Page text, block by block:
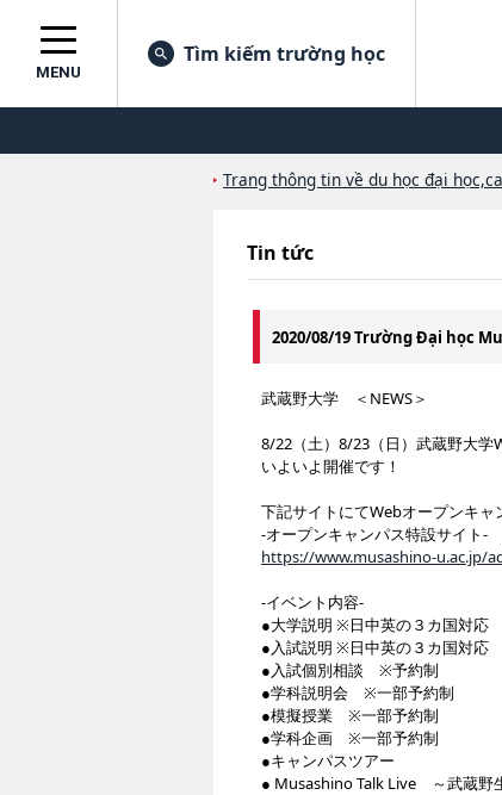
MENU
Tìm kiếm trường học
Trang thông tin về du học đại
Tin tức
2020/08/19 Trường Đại học
武蔵野大学 ＜NEWS＞
8/22（土）8/23（日）武蔵野大学
いよいよ開催です！
下記サイトにてWebオープンキャ
-オープンキャンパス特設サイト-
https://www.musashino-u.ac.jp/
-イベント内容-
●大学説明 ※日中英の３カ国対応
●入試説明 ※日中英の３カ国対応
●入試個別相談 ※予約制
●学科説明会 ※一部予約制
●模擬授業 ※一部予約制
●学科企画 ※一部予約制
●キャンパスツアー
● Musashino Talk Live ～武蔵野